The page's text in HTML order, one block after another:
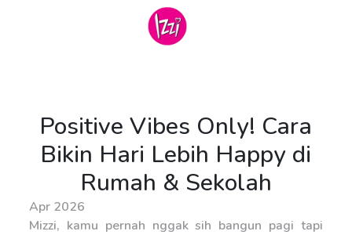
Positive Vibes Only! Cara
Bikin Hari Lebih Happy di
Rumah & Sekolah
Apr 2026
Mizzi, kamu pernah nggak sih bangun pagi tapi